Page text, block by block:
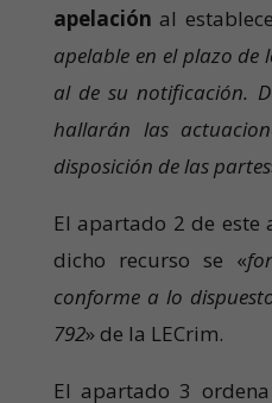
apelación al
apelable en el plazo de
al de su notificación.
hallarán las
disposición de las partes
El apartado 2 de este
dicho recurso se «
conforme a lo
792» de la LECrim.
El apartado 3